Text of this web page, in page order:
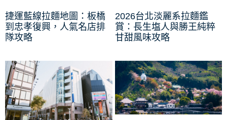
捷運藍線拉麵地圖：板橋
到忠孝復興，人氣名店排
隊攻略
2026台北淡麗系拉麵鑑
賞：長生塩人與勝王純粹
甘甜風味攻略